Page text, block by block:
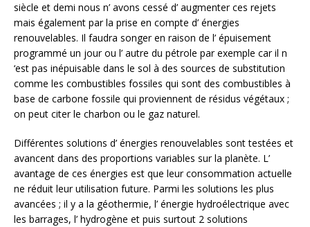
siècle et demi nous n’ avons cessé d’ augmenter ces rejets
mais également par la prise en compte d’ énergies
renouvelables. Il faudra songer en raison de l’ épuisement
programmé un jour ou l’ autre du pétrole par exemple car il n
‘est pas inépuisable dans le sol à des sources de substitution
comme les combustibles fossiles qui sont des combustibles à
base de carbone fossile qui proviennent de résidus végétaux ;
on peut citer le charbon ou le gaz naturel.
Différentes solutions d’ énergies renouvelables sont testées et
avancent dans des proportions variables sur la planète. L’
avantage de ces énergies est que leur consommation actuelle
ne réduit leur utilisation future. Parmi les solutions les plus
avancées ; il y a la géothermie, l’ énergie hydroélectrique avec
les barrages, l’ hydrogène et puis surtout 2 solutions